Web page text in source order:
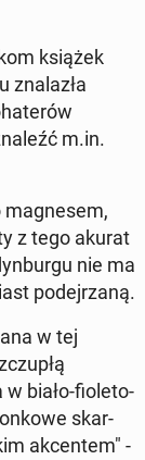
książek
zna­la­zła
m.in.
ma­gne­sem,
z tego akurat
nie ma
po­dej­rza­ną.
w tej
w biało-fio­le­to­
skar­
ak­cen­tem" -